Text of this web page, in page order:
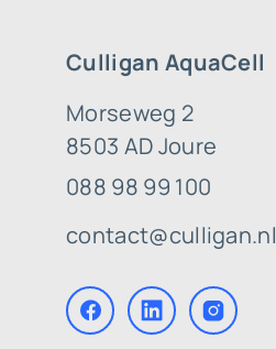
Culligan AquaCell
Morseweg 2
8503 AD Joure
088 98 99 100
contact@culligan.nl